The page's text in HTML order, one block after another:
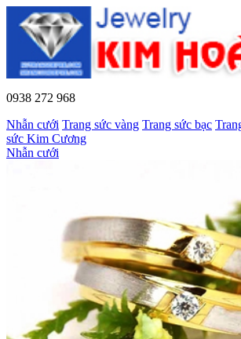
0938 272 968
Nhẫn cưới Trang sức vàng Trang sức bạc
sức Kim Cương
Nhẫn cưới